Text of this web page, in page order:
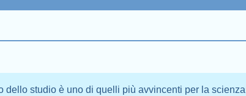
dello studio è uno di quelli più avvincenti per la